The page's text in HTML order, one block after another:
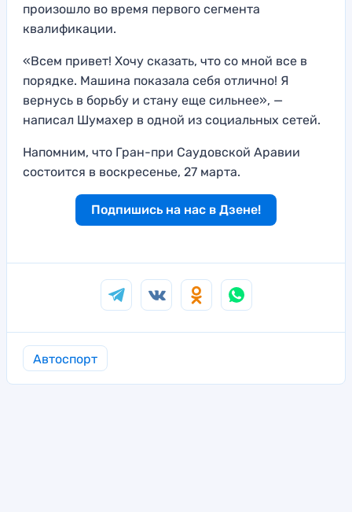
произошло во время первого сегмента
квалификации.
«Всем привет! Хочу сказать, что со мной все в
порядке. Машина показала себя отлично! Я
вернусь в борьбу и стану еще сильнее», —
написал Шумахер в одной из социальных сетей.
Напомним, что Гран-при Саудовской Аравии
состоится в воскресенье, 27 марта.
Подпишись на нас в Дзене!
Автоспорт